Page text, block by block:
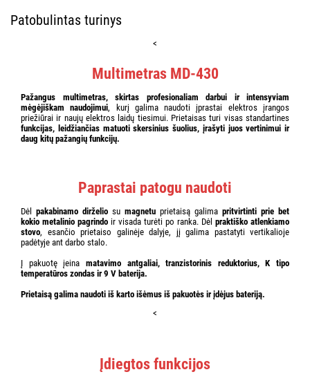
Patobulintas turinys
<
Multimetras MD-430
Pažangus multimetras, skirtas profesionaliam darbui ir intensyviam
mėgėjiškam naudojimui, kurį galima naudoti įprastai elektros įrangos
priežiūrai ir naujų elektros laidų tiesimui. Prietaisas turi visas standartines
funkcijas, leidžiančias matuoti skersinius šuolius, įrašyti juos vertinimui ir
daug kitų pažangių funkcijų.
<
Paprastai patogu naudoti
Dėl pakabinamo dirželio su magnetu prietaisą galima pritvirtinti prie bet
kokio metalinio pagrindo ir visada turėti po ranka. Dėl praktiško atlenkiamo
stovo, esančio prietaiso galinėje dalyje, jį galima pastatyti vertikalioje
padėtyje ant darbo stalo.
Į pakuotę įeina matavimo antgaliai, tranzistorinis reduktorius, K tipo
temperatūros zondas ir 9 V baterija.
Prietaisą galima naudoti iš karto išėmus iš pakuotės ir įdėjus bateriją.
Įdiegtos funkcijos